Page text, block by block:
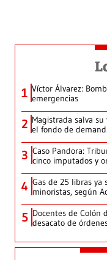
1 Víctor Álvarez:
emergencias
2 Magistrada salva
el fondo de
3 Caso Pandora:
cinco imputados y
4 Gas de 25 libras ya
minoristas, según
5 Docentes de Colón
desacato de